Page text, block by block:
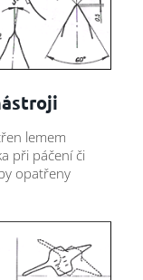
lemem
při páčení či
opatřeny